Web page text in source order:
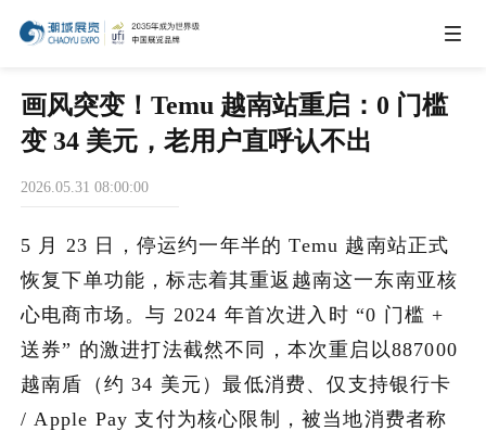
IEAE
IGHE
CHWE
商务合作
画风突变！Temu 越南站重启：0 门槛
变 34 美元，老用户直呼认不出
2026.05.31 08:00:00
5 月 23 日，停运约一年半的 Temu 越南站正式
恢复下单功能，标志着其重返越南这一东南亚核
心电商市场。与 2024 年首次进入时 “0 门槛 +
送券” 的激进打法截然不同，本次重启以887000
越南盾（约 34 美元）最低消费、仅支持银行卡
/ Apple Pay 支付为核心限制，被当地消费者称